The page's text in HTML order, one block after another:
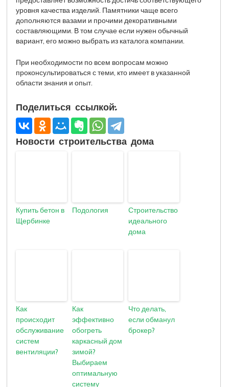
уровня качества изделий. Памятники чаще всего
дополняются вазами и прочими декоративными
составляющими. В том случае если нужен обычный
вариант, его можно выбрать из каталога компании.
При необходимости по всем вопросам можно
проконсультироваться с теми, кто имеет в указанной
области знания и опыт.
Поделиться ссылкой:
Новости строительства дома
Купить бетон в
Щербинке
Подология
Строительство
идеального
дома
Как
происходит
обслуживание
систем
вентиляции?
Как
эффективно
обогреть
каркасный дом
зимой?
Выбираем
оптимальную
систему
Что делать,
если обманул
брокер?